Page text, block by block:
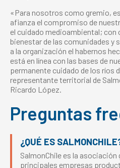
«Para nosotros como gremio,
afianza el compromiso de
el cuidado medioambiental; con
bienestar de las comunidades y
a la organización el habernos
está en línea con las bases de
permanente cuidado de los ríos
representante territorial de
Ricardo López.
Preguntas
¿QUÉ ES
SalmonChile es la asociación
principales empresas